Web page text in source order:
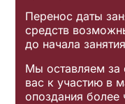
Перенос даты
средств
до начала
Мы оставляем за
вас к участию в
опоздания более